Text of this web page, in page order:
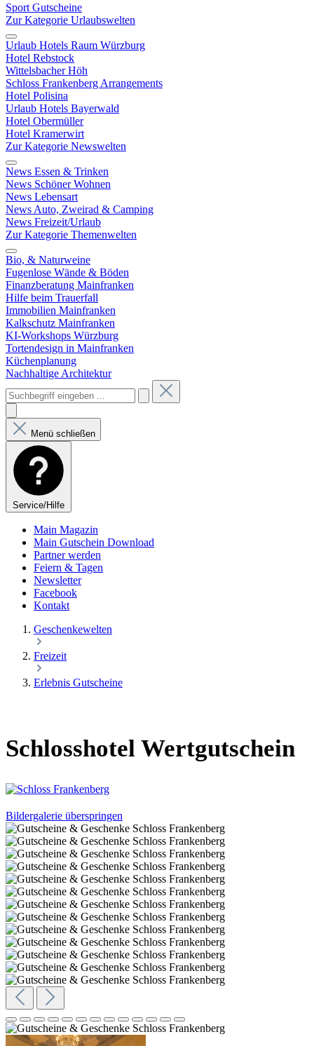
Sport Gutscheine
Zur Kategorie Urlaubswelten
Urlaub Hotels Raum Würzburg
Hotel Rebstock
Wittelsbacher Höh
Schloss Frankenberg Arrangements
Hotel Polisina
Urlaub Hotels Bayerwald
Hotel Obermüller
Hotel Kramerwirt
Zur Kategorie Newswelten
News Essen & Trinken
News Schöner Wohnen
News Lebensart
News Auto, Zweirad & Camping
News Freizeit/Urlaub
Zur Kategorie Themenwelten
Bio, & Naturweine
Fugenlose Wände & Böden
Finanzberatung Mainfranken
Hilfe beim Trauerfall
Immobilien Mainfranken
Kalkschutz Mainfranken
KI-Workshops Würzburg
Tortendesign in Mainfranken
Küchenplanung
Nachhaltige Architektur
Menü schließen
Service/Hilfe
Main Magazin
Main Gutschein Download
Partner werden
Feiern & Tagen
Newsletter
Facebook
Kontakt
Geschenkewelten
Freizeit
Erlebnis Gutscheine
Schlosshotel Wertgutschein
Bildergalerie überspringen